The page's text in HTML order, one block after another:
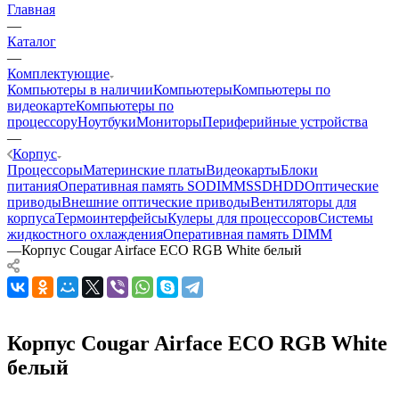
Главная
—
Каталог
—
Комплектующие
Компьютеры в наличииКомпьютерыКомпьютеры по
видеокартеКомпьютеры по
процессоруНоутбукиМониторыПериферийные устройства
—
Корпус
ПроцессорыМатеринские платыВидеокартыБлоки
питанияОперативная память SODIMMSSDHDDОптические
приводыВнешние оптические приводыВентиляторы для
корпусаТермоинтерфейсыКулеры для процессоровСистемы
жидкостного охлажденияОперативная память DIMM
—Корпус Cougar Airface ECO RGB White белый
Корпус Cougar Airface ECO RGB White
белый